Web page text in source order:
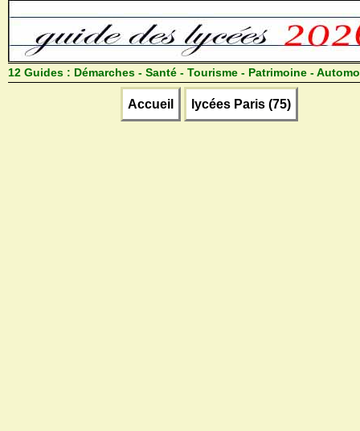
12 Guides : Démarches - Santé - Tourisme - Patrimoine -
Accueil lycées Paris (75)